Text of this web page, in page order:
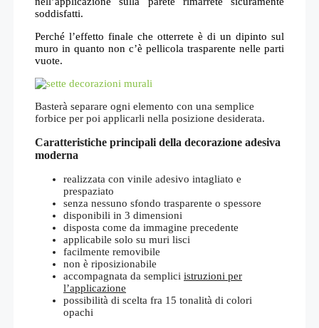
soddisfatti.
Perché l’effetto finale che otterrete è di un dipinto sul
muro in quanto non c’è pellicola trasparente nelle parti
vuote.
Basterà separare ogni elemento con una semplice
forbice per poi applicarli nella posizione desiderata.
Caratteristiche principali della decorazione adesiva
moderna
realizzata con vinile adesivo intagliato e
prespaziato
senza nessuno sfondo trasparente o spessore
disponibili in 3 dimensioni
disposta come da immagine precedente
applicabile solo su muri lisci
facilmente removibile
non è riposizionabile
accompagnata da semplici istruzioni per
l’applicazione
possibilità di scelta fra 15 tonalità di colori
opachi